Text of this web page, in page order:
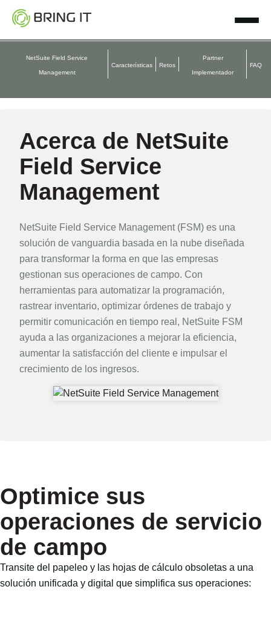
NetSuite Field Service
Management
Características Retos
Partner
Implementador
FAQ
Acerca de NetSuite
Field Service
Management
NetSuite Field Service Management (FSM) es una
solución de vanguardia basada en la nube diseñada
para transformar la forma en que las empresas
gestionan sus operaciones de campo. Con
herramientas para automatizar la programación,
rastrear inventario, optimizar órdenes de trabajo y
permitir comunicación en tiempo real, NetSuite FSM
ayuda a las organizaciones a mejorar la eficiencia,
aumentar la satisfacción del cliente e impulsar el
crecimiento de los ingresos.
Optimice sus
operaciones de servicio
de campo
Transite del papeleo y las hojas de cálculo obsoletas a una
solución unificada y digital que simplifica sus operaciones: